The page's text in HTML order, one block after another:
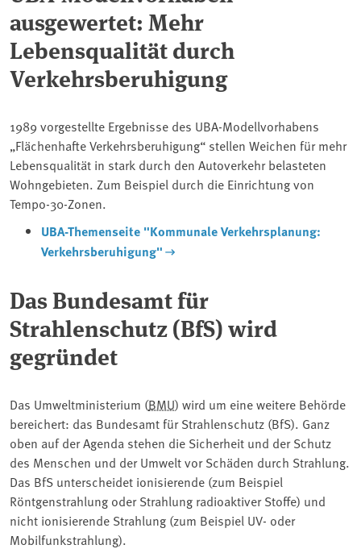
ausgewertet: Mehr
Lebensqualität durch
Verkehrsberuhigung
1989 vorgestellte Ergebnisse des UBA-Modellvorhabens
„Flächenhafte Verkehrsberuhigung“ stellen Weichen für mehr
Lebensqualität in stark durch den Autoverkehr belasteten
Wohngebieten. Zum Beispiel durch die Einrichtung von
Tempo-30-Zonen.
UBA-Themenseite "Kommunale Verkehrsplanung:
Verkehrsberuhigung"
Das Bundesamt für
Strahlenschutz (BfS) wird
gegründet
Das Umweltministerium (BMU) wird um eine weitere Behörde
bereichert: das Bundesamt für Strahlenschutz (BfS). Ganz
oben auf der Agenda stehen die Sicherheit und der Schutz
des Menschen und der Umwelt vor Schäden durch Strahlung.
Das BfS unterscheidet ionisierende (zum Beispiel
Röntgenstrahlung oder Strahlung radioaktiver Stoffe) und
nicht ionisierende Strahlung (zum Beispiel UV- oder
Mobilfunkstrahlung).